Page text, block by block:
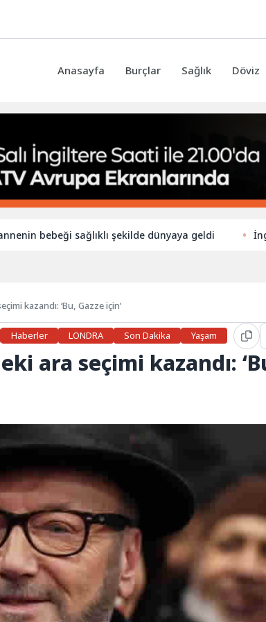
Anasayfa Burçlar Sağlık Döviz
sağlıklı şekilde dünyaya geldi
kazandı: ‘Bu, Gazze için’
Haberler LONDRA Son Dakika Yaşam
ara seçimi kazandı: